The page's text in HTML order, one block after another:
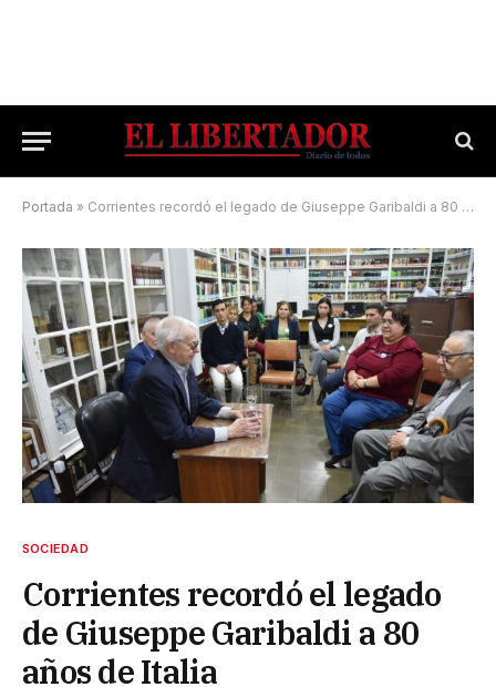
Portada » Corrientes recordó el legado de Giuseppe Garibaldi a 80 años de Italia
SOCIEDAD
Corrientes recordó el legado
de Giuseppe Garibaldi a 80
años de Italia